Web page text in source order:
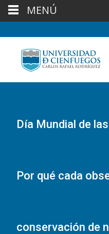
Día Mundial de
Por qué cada
conservación de
MENÚ